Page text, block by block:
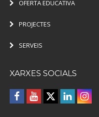
OFERTA EDUCATIVA
PROJECTES
SERVEIS
XARXES SOCIALS